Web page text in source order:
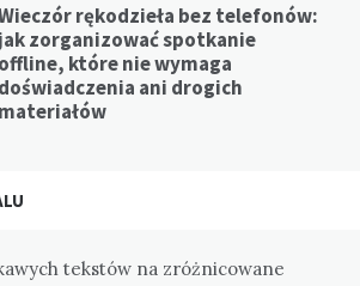
rękodzieła bez telefonów:
jak zorganizować spotkanie
offline, które nie wymaga
doświadczenia ani drogich
materiałów
tekstów na zróżnicowane